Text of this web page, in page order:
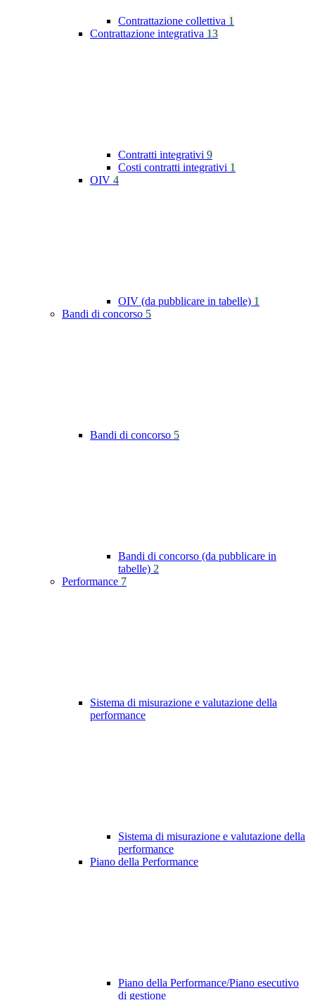
Contrattazione collettiva 1
Contrattazione integrativa 13
Contratti integrativi 9
Costi contratti integrativi 1
OIV 4
OIV (da pubblicare in tabelle) 1
Bandi di concorso 5
Bandi di concorso 5
Bandi di concorso (da pubblicare in
tabelle) 2
Performance 7
Sistema di misurazione e valutazione della
performance
Sistema di misurazione e valutazione della
performance
Piano della Performance
Piano della Performance/Piano esecutivo
di gestione